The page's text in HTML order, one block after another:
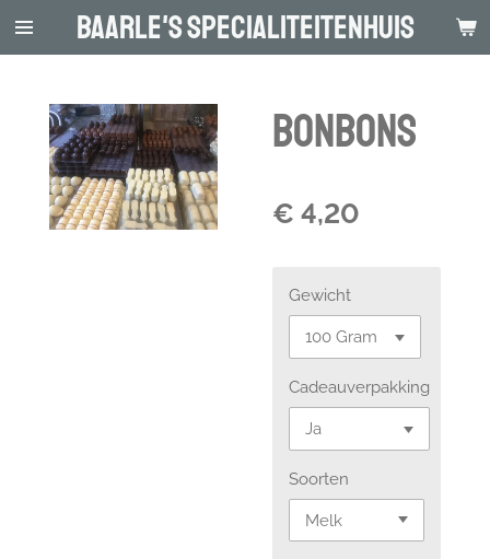
Ga
hoofdinhoud
Baarle's Specialiteitenhuis
Bonbons
€ 4,20
Gewicht
Cadeauverpakking
Soorten